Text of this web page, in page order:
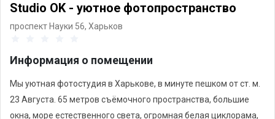
Studio OK - уютное фотопространство
проспект Науки 56, Харьков
Информация о помещении
Мы уютная фотостудия в Харькове, в минуте пешком от ст. м.
23 Августа. 65 метров съёмочного пространства, большие
окна, море естественного света, огромная белая циклорама,